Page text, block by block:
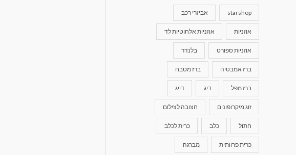
starshop אביזרי רכב
אוזניות אוזניות אלחוטיות לד
אוזניות ספורט בלנדר
ברז אמבטיה ברז מטבח
ברז מפל דיג דייג
זוג מיקרופונים חצובה לצילום
חתול כלב כרית לכלב
כרית פרוותית מברגה